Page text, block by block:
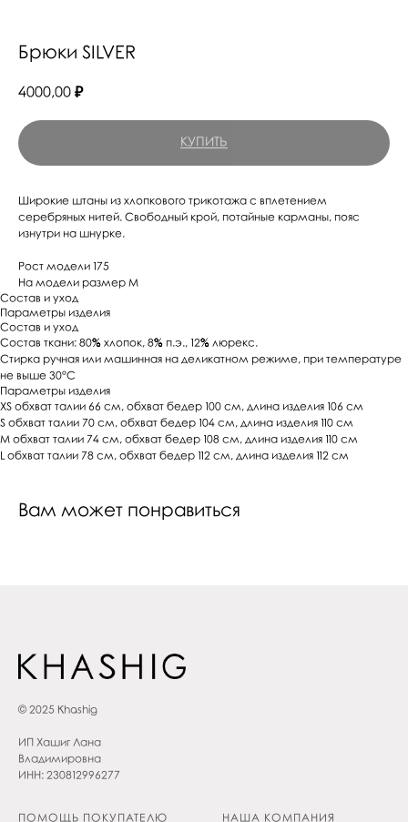
Брюки SILVER
4000,00 ₽
КУПИТЬ
Широкие штаны из хлопкового трикотажа с вплетением
серебряных нитей. Свободный крой, потайные карманы, пояс
изнутри на шнурке.
Рост модели 175
На модели размер M
Состав и уход
Параметры изделия
Состав и уход
Состав ткани: 80% хлопок, 8% п.э., 12% люрекс.
Стирка ручная или машинная на деликатном режиме, при температуре
не выше 30°C
Параметры изделия
XS обхват талии 66 см, обхват бедер 100 см, длина изделия 106 см
S обхват талии 70 см, обхват бедер 104 см, длина изделия 110 см
M обхват талии 74 см, обхват бедер 108 см, длина изделия 110 см
L обхват талии 78 см, обхват бедер 112 см, длина изделия 112 см
Вам может понравиться
© 2025 Khashig
ИП Хашиг Лана
Владимировна
ИНН: 230812996277
ПОМОЩЬ ПОКУПАТЕЛЮ НАША КОМПАНИЯ